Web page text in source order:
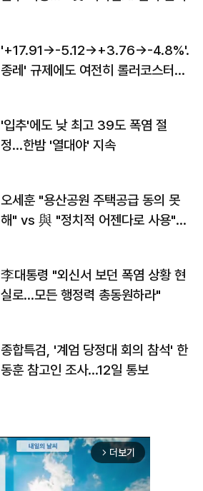
'+17.91→-5.12→+3.76→-4.8%'…'
종레' 규제에도 여전히 롤러코스터
'입추'에도 낮 최고 39도 폭염 절
정…한밤 '열대야' 지속
오세훈 "용산공원 주택공급 동의 못
해" vs 與 "정치적 어젠다로 사용"
李대통령 "외신서 보던 폭염 상황 현
실로…모든 행정력 총동원하라"
종합특검, '계엄 당정대 회의 참석' 한
동훈 참고인 조사...12일 통보
arrow_forward_ios 더보기